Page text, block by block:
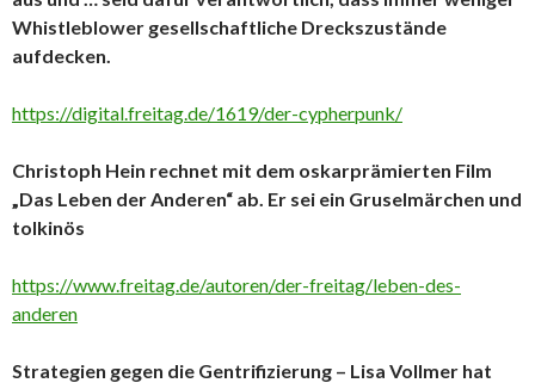
Whistleblower gesellschaftliche Dreckszustände
aufdecken.
https://digital.freitag.de/1619/der-cypherpunk/
Christoph Hein rechnet mit dem oskarprämierten Film
„Das Leben der Anderen“ ab. Er sei ein Gruselmärchen und
tolkinös
https://www.freitag.de/autoren/der-freitag/leben-des-
anderen
Strategien gegen die Gentrifizierung – Lisa Vollmer hat